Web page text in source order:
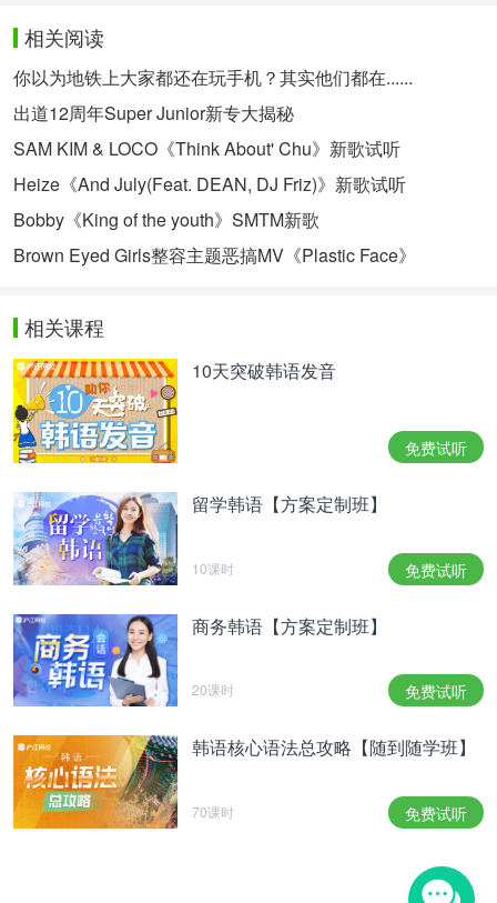
했다. 헬기까지 동원한 감옥 탈옥 신에 폭파 신 까지
여기에 김원석 작가의 위트 넘치는 대사와 이창민
PD의 빈틈없는 연출력이 더해져 적재적소에 웃음을
투하하고 깨알 재미를 선할 예정이다.
《MAN X MAN》《MAN X MAN》是以匈牙利布达
佩斯为背景，进行外景拍摄，产生了高质量的画面。
甚至动用直升机的逃狱和爆破场面，将高规模的动作
戏装进画面中。这里加上金元锡作家充满机智的台词
和李昌民导演无懈可击的演出力，适材适所的投入笑
한편, <맨투맨>은 21일 오후 11시 JTBC를 통해 첫
방송 되며, 한국 드라마로는 최초로 넷플릭스를 통해
전 세계 190여개 넷플릭스 서비스 국가에서도 동시
방영된다.
另外《MAN X MAN》将于21日晚上11点通过JTBC
进行首播，并且是韩剧首次通过在全世界190多个
Netflix服务国家同步播出哦。
本翻译为沪江韩语原创，禁止转载
相关阅读
你以为地铁上大家都还在玩手机？其实他们都在......
出道12周年Super Junior新专大揭秘
SAM KIM & LOCO《Think About' Chu》新歌试听
Heize《And July(Feat. DEAN, DJ Friz)》新歌试听
Bobby《King of the youth》SMTM新歌
Brown Eyed Girls整容主题恶搞MV《Plastic Face》
相关课程
10天突破韩语发音
免费试听
留学韩语【方案定制班】
10课时 免费试听
商务韩语【方案定制班】
20课时 免费试听
韩语核心语法总攻略【随到随学班】
70课时 免费试听